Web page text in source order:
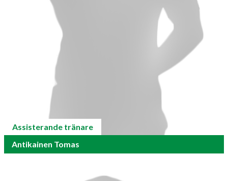
Assisterande tränare
Antikainen Tomas